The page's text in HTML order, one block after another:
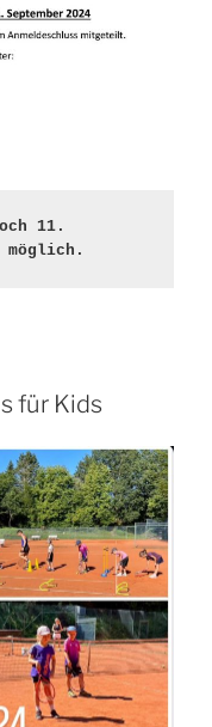
11.
möglich.
für Kids